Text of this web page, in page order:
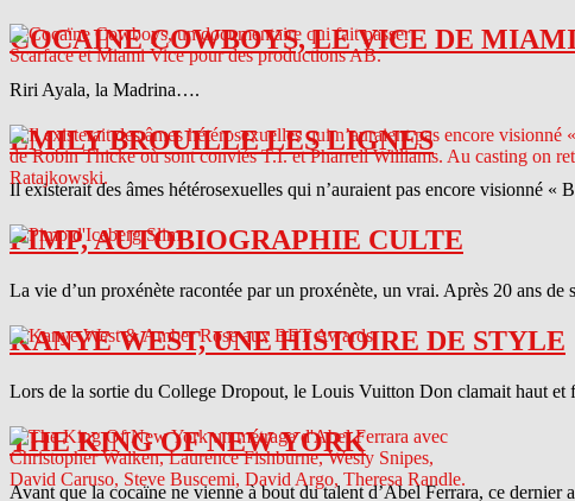
COCAINE COWBOYS, LE VICE DE
Riri Ayala, la Madrina….
EMILY BROUILLE LES LIGNES
Il existerait des âmes hétérosexuelles qui n’auraient pas encore visionné
PIMP, AUTOBIOGRAPHIE CULTE
La vie d’un proxénète racontée par un proxénète, un vrai. Après 20 ans
KANYE WEST, UNE HISTOIRE DE STYLE
Lors de la sortie du College Dropout, le Louis Vuitton Don clamait haut et
THE KING OF NEW YORK
Avant que la cocaïne ne vienne à bout du talent d’Abel Ferrara, ce